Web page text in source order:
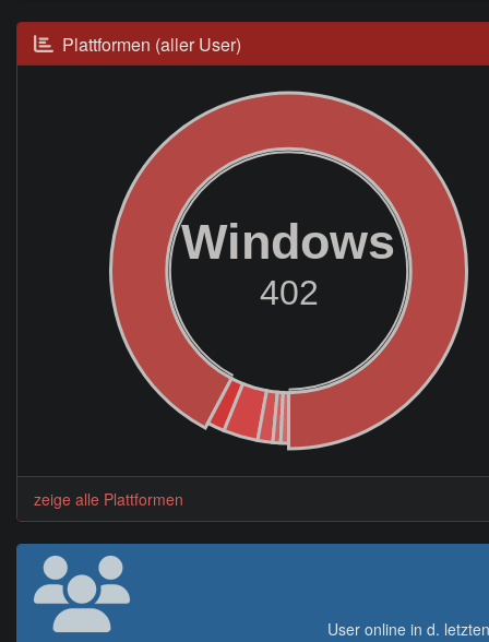
Plattformen (aller User)
Windows
402
zeige alle Plattformen
User online in d.